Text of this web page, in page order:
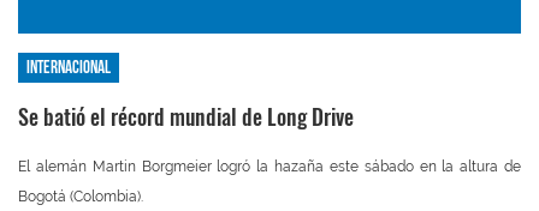
Internacional
Se batió el récord mundial de Long Drive
El alemán Martin Borgmeier logró la hazaña este sábado en la altura de
Bogotá (Colombia).